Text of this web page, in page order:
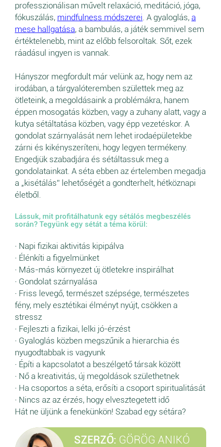
professzionálisan művelt relaxáció, meditáció, jóga,
fókuszálás, mindfulness módszerei. A gyaloglás, a
mese hallgatása, a bambulás, a játék semmivel sem
értéktelenebb, mint az előbb felsoroltak. Sőt, ezek
ráadásul ingyen is vannak.
Hányszor megfordult már velünk az, hogy nem az
irodában, a tárgyalóteremben születtek meg az
ötleteink, a megoldásaink a problémákra, hanem
éppen mosogatás közben, vagy a zuhany alatt, vagy a
kutya sétáltatása közben, vagy épp vezetéskor. A
gondolat szárnyalását nem lehet irodaépületekbe
zárni és kikényszeríteni, hogy legyen termékeny.
Engedjük szabadjára és sétáltassuk meg a
gondolatainkat. A séta ebben az értelemben megadja
a „kisétálás” lehetőségét a gondterhelt, hétköznapi
életből.
Lássuk, mit profitálhatunk egy sétálós megbeszélés
során? Tegyünk egy sétát a téma körül:
· Napi fizikai aktivitás kipipálva
· Élénkíti a figyelmünket
· Más-más környezet új ötletekre inspirálhat
· Gondolat szárnyalása
· Friss levegő, természet szépsége, természetes
fény, mely esztétikai élményt nyújt, csökken a
stressz
· Fejleszti a fizikai, lelki jó-érzést
· Gyaloglás közben megszűnik a hierarchia és
nyugodtabbak is vagyunk
· Építi a kapcsolatot a beszélgető társak között
· Nő a kreativitás, új megoldások születhetnek
· Ha csoportos a séta, erősíti a csoport spiritualitását
· Nincs az az érzés, hogy elvesztegetett idő
Hát ne üljünk a fenekünkön! Szabad egy sétára?
SZERZŐ: GÖRÖG ANIKÓ